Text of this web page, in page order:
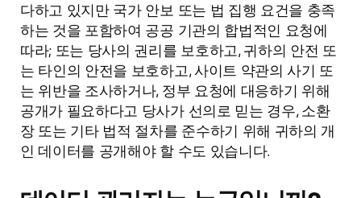
다하고 있지만 국가 안보 또는 법 집행 요건을 충족
하는 것을 포함하여 공공 기관의 합법적인 요청에
따라; 또는 당사의 권리를 보호하고, 귀하의 안전 또
는 타인의 안전을 보호하고, 사이트 약관의 사기 또
는 위반을 조사하거나, 정부 요청에 대응하기 위해
공개가 필요하다고 당사가 선의로 믿는 경우, 소환
장 또는 기타 법적 절차를 준수하기 위해 귀하의 개
인 데이터를 공개해야 할 수도 있습니다.